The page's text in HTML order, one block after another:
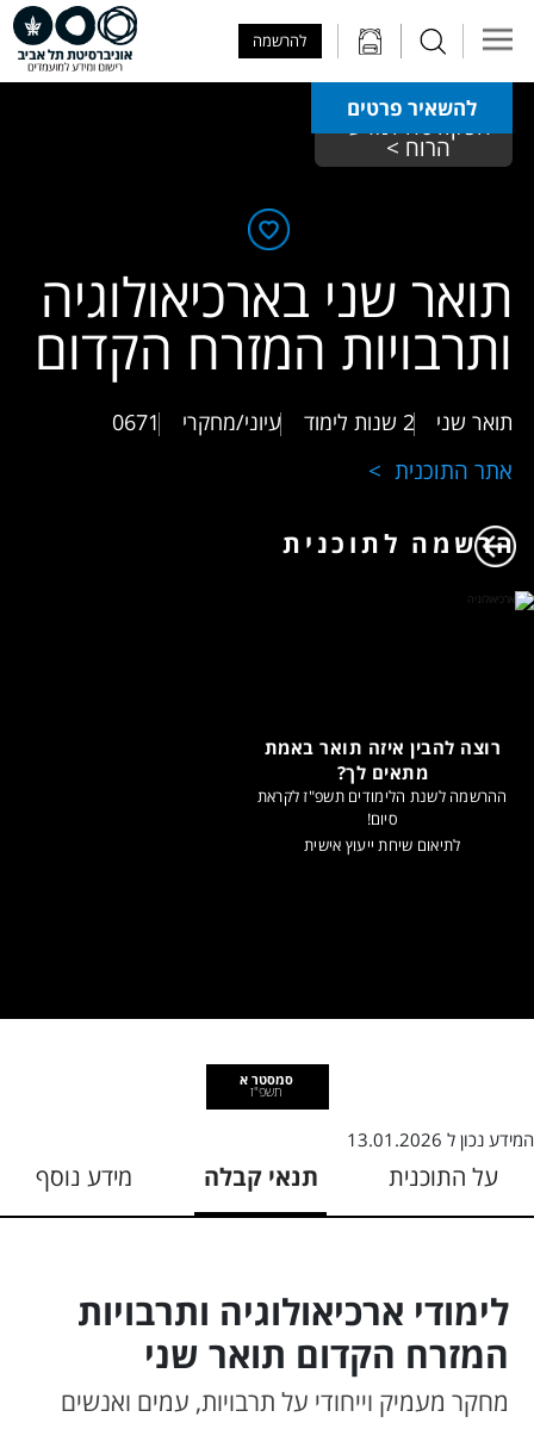
להרשמה
להשאיר פרטים
הפקולטה למדעי
הרוח >
תואר שני בארכיאולוגיה
ותרבויות המזרח הקדום
תואר שני 2 שנות לימוד עיוני/מחקרי 0671
אתר התוכנית
הרשמה לתוכנית
רוצה להבין איזה תואר באמת
מתאים לך?
ההרשמה לשנת הלימודים תשפ"ז לקראת
סיום!
לתיאום שיחת ייעוץ אישית
סמסטר א
תשפ"ז
המידע נכון ל 13.01.2026
על התוכנית תנאי קבלה מידע נוסף
לימודי ארכיאולוגיה ותרבויות
המזרח הקדום תואר שני
מחקר מעמיק וייחודי על תרבויות, עמים ואנשים